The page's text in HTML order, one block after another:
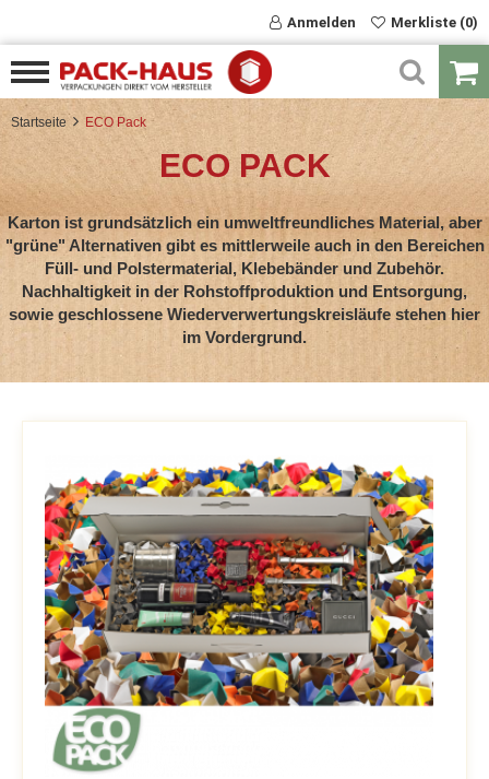
Anmelden Merkliste (0)
Startseite ECO Pack
ECO PACK
Karton ist grundsätzlich ein umweltfreundliches Material, aber
"grüne" Alternativen gibt es mittlerweile auch in den Bereichen
Füll- und Polstermaterial, Klebebänder und Zubehör.
Nachhaltigkeit in der Rohstoffproduktion und Entsorgung,
sowie geschlossene Wiederverwertungskreisläufe stehen hier
im Vordergrund.